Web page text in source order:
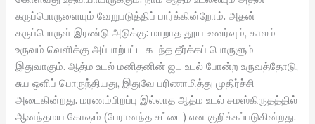
கருப்பொருளையும் வேறுபடுத்திப் பார்க்கின்றோம். அதன்
கருப்பொருள் இரண்டு அடுக்கு: மாறாத தூய உணர்வும், காலம்
உருவம் வெளிக்கு அப்பாற்பட்ட கடந்த தீர்க்கப் பொருளும்
இதுவாகும். ஆத்ம உடல் மனிதனின் ஜட உடல் போன்ற உருவத்தோடு,
சுய ஒளிப் பொருந்தியது, இதுவே பரிணாமித்து முதிர்ச்சி
அடைகின்றது. மரணம்பிறப்பு இல்லாத ஆத்ம உடல் சமஸ்கிருதத்தில்
ஆனந்தமய கோஷம் (பேரானந்த சட்டை) என குறிக்கப்படுகின்றது.